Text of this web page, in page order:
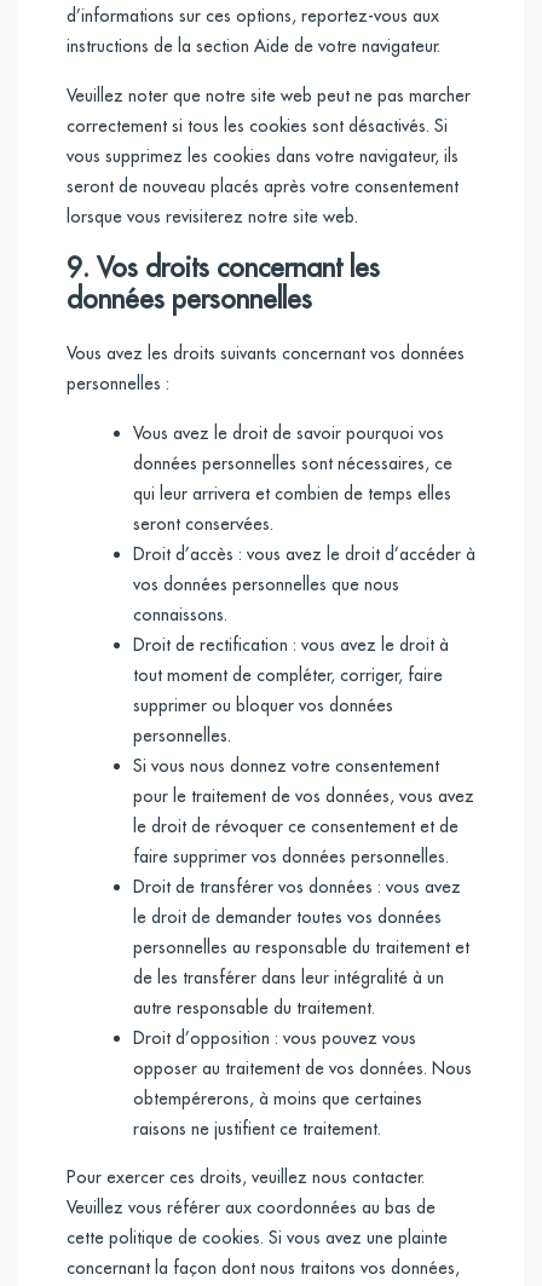
d’informations sur ces options, reportez-vous aux
instructions de la section Aide de votre navigateur.
Veuillez noter que notre site web peut ne pas marcher
correctement si tous les cookies sont désactivés. Si
vous supprimez les cookies dans votre navigateur, ils
seront de nouveau placés après votre consentement
lorsque vous revisiterez notre site web.
9. Vos droits concernant les
données personnelles
Vous avez les droits suivants concernant vos données
personnelles :
Vous avez le droit de savoir pourquoi vos
données personnelles sont nécessaires, ce
qui leur arrivera et combien de temps elles
seront conservées.
Droit d’accès : vous avez le droit d’accéder à
vos données personnelles que nous
connaissons.
Droit de rectification : vous avez le droit à
tout moment de compléter, corriger, faire
supprimer ou bloquer vos données
personnelles.
Si vous nous donnez votre consentement
pour le traitement de vos données, vous avez
le droit de révoquer ce consentement et de
faire supprimer vos données personnelles.
Droit de transférer vos données : vous avez
le droit de demander toutes vos données
personnelles au responsable du traitement et
de les transférer dans leur intégralité à un
autre responsable du traitement.
Droit d’opposition : vous pouvez vous
opposer au traitement de vos données. Nous
obtempérerons, à moins que certaines
raisons ne justifient ce traitement.
Pour exercer ces droits, veuillez nous contacter.
Veuillez vous référer aux coordonnées au bas de
cette politique de cookies. Si vous avez une plainte
concernant la façon dont nous traitons vos données,